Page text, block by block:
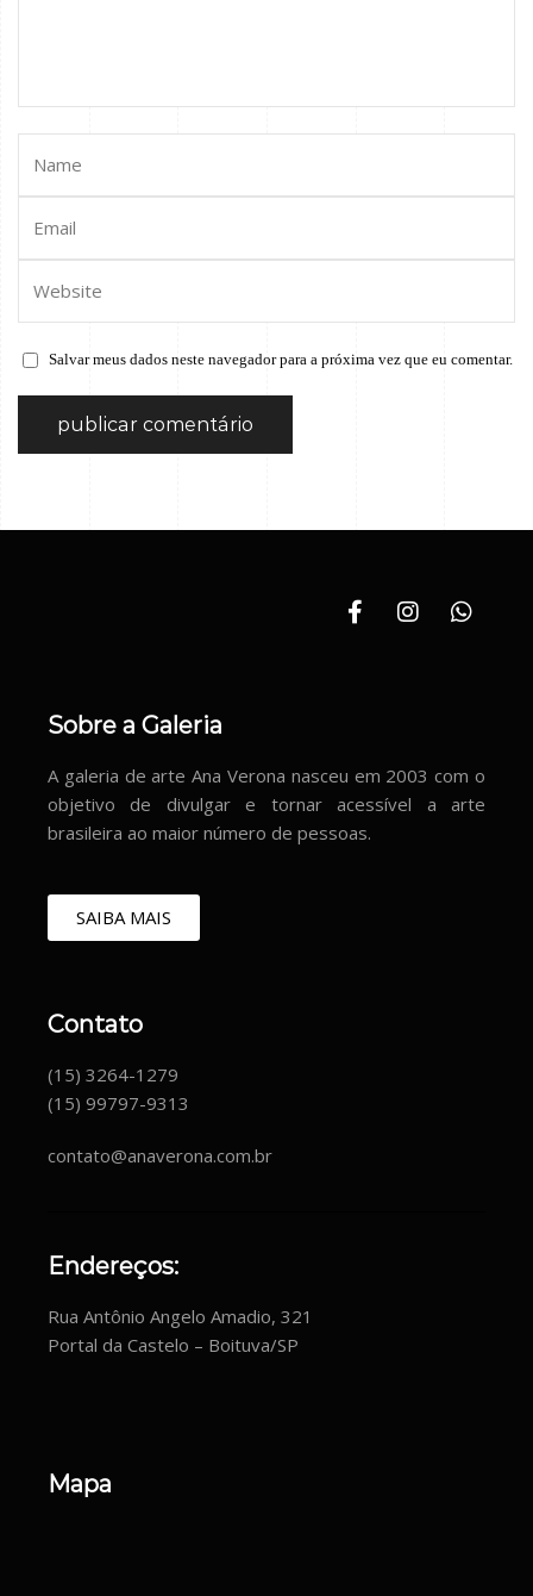
Salvar meus dados neste navegador para a próxima vez que eu comentar.
Sobre a Galeria
A galeria de arte Ana Verona nasceu em 2003 com o
objetivo de divulgar e tornar acessível a arte
brasileira ao maior número de pessoas.
SAIBA MAIS
Contato
(15) 3264-1279
(15) 99797-9313
contato@anaverona.com.br
Endereços:
Rua Antônio Angelo Amadio, 321
Portal da Castelo – Boituva/SP
Mapa